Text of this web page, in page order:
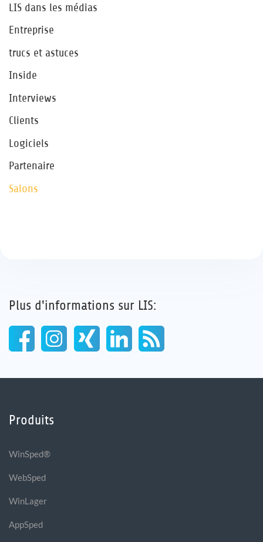
LIS dans les médias
Entreprise
trucs et astuces
Inside
Interviews
Clients
Logiciels
Partenaire
Salons
Plus d'informations sur LIS:
Produits
WinSped®
WebSped
WinLager
AppSped